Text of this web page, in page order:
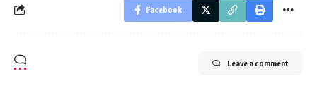
Facebook
Leave a comment